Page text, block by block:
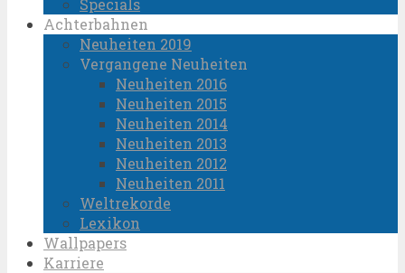
Specials
Achterbahnen
Neuheiten 2019
Vergangene Neuheiten
Neuheiten 2016
Neuheiten 2015
Neuheiten 2014
Neuheiten 2013
Neuheiten 2012
Neuheiten 2011
Weltrekorde
Lexikon
Wallpapers
Karriere